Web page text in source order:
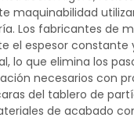
maquinabilidad
Los fabricantes de
el espesor constante
lo que elimina los
necesarios con
del tablero de
de acabado